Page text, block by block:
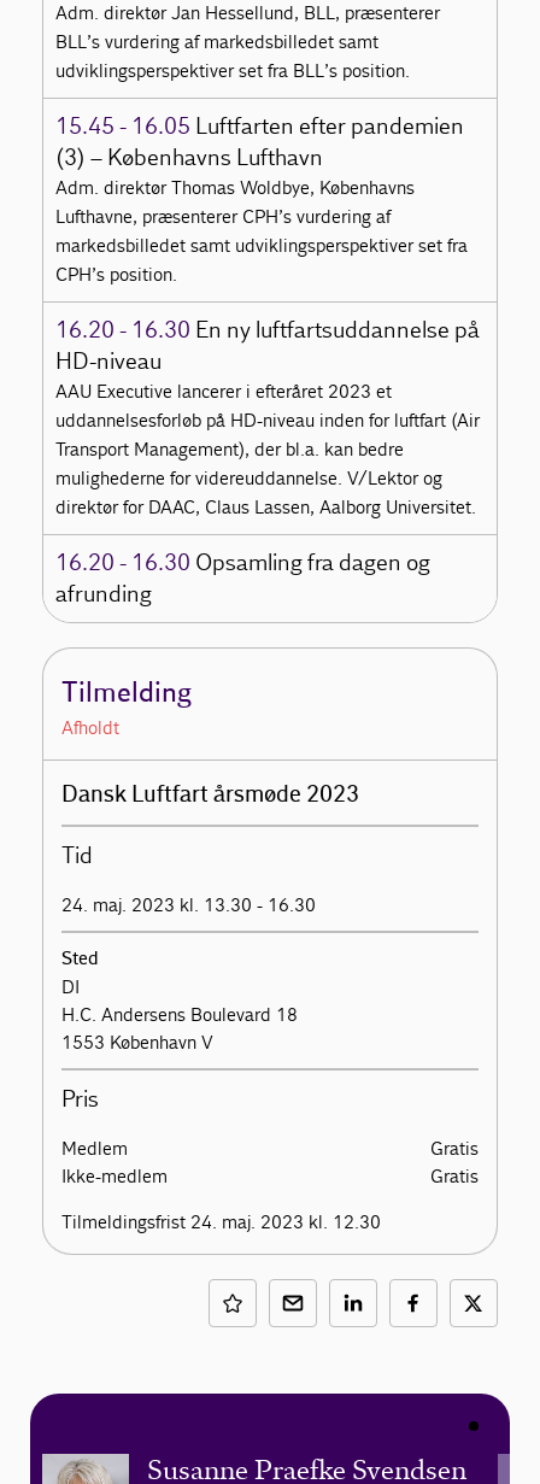
Adm. direktør Jan Hessellund, BLL, præsenterer
BLL’s vurdering af markedsbilledet samt
udviklingsperspektiver set fra BLL’s position.
15.45 - 16.05 Luftfarten efter pandemien
(3) – Københavns Lufthavn
Adm. direktør Thomas Woldbye, Københavns
Lufthavne, præsenterer CPH’s vurdering af
markedsbilledet samt udviklingsperspektiver set fra
CPH’s position.
16.20 - 16.30 En ny luftfartsuddannelse på
HD-niveau
AAU Executive lancerer i efteråret 2023 et
uddannelsesforløb på HD-niveau inden for luftfart (Air
Transport Management), der bl.a. kan bedre
mulighederne for videreuddannelse. V/Lektor og
direktør for DAAC, Claus Lassen, Aalborg Universitet.
16.20 - 16.30 Opsamling fra dagen og
afrunding
Tilmelding
Afholdt
Dansk Luftfart årsmøde 2023
Tid
24. maj. 2023 kl. 13.30 - 16.30
Sted
DI
H.C. Andersens Boulevard 18
1553 København V
Pris
Medlem
Gratis
Ikke-medlem
Gratis
Tilmeldingsfrist 24. maj. 2023 kl. 12.30
Susanne Praefke Svendsen